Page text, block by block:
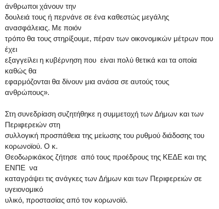
άνθρωποι χάνουν την
δουλειά τους ή περνάνε σε ένα καθεστώς μεγάλης
ανασφάλειας. Με ποιόν
τρόπο θα τους στηρίξουμε, πέραν των οικονομικών μέτρων που
έχει
εξαγγείλει η κυβέρνηση που είναι πολύ θετικά και τα οποία
καθώς θα
εφαρμόζονται θα δίνουν μια ανάσα σε αυτούς τους
ανθρώπους».
Στη συνεδρίαση συζητήθηκε η συμμετοχή των Δήμων και των
Περιφερειών στη
συλλογική προσπάθεια της μείωσης του ρυθμού διάδοσης του
κορωνοϊού. Ο κ.
Θεοδωρικάκος ζήτησε από τους προέδρους της ΚΕΔΕ και της
ΕΝΠΕ να
καταγράψει τις ανάγκες των Δήμων και των Περιφερειών σε
υγειονομικό
υλικό, προστασίας από τον κορωνοϊό.